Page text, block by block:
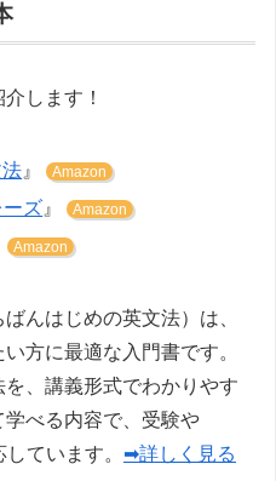
します！
』 Amazon
ズ 』 Amazon
Amazon
んはじめの英文法）は、
方に最適な入門書です。
、講義形式でわかりやす
学べる内容で、受験や
ています。 ➡詳しく見る